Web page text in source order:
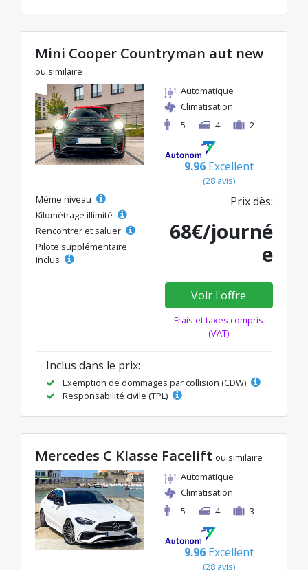
Mini Cooper Countryman aut new
ou similaire
Automatique
Climatisation
5
4 2
9.96 Excellent
(28 avis)
Même niveau
Kilométrage illimité
Rencontrer et saluer
Pilote supplémentaire
inclus
Prix dès:
68€/journé
e
Voir l'offre
Frais et taxes compris
(VAT)
Inclus dans le prix:
Exemption de dommages par collision (CDW)
Responsabilité civile (TPL)
Mercedes C Klasse Facelift ou similaire
Automatique
Climatisation
5
4 3
9.96 Excellent
(28 avis)